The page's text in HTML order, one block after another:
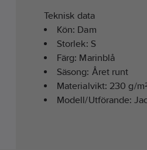
Teknisk data
Kön: Dam
Storlek: S
Färg: Marinblå
Säsong: Året runt
Materialvikt:230 g/
Modell/Utförande: